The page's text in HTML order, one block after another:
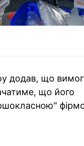
додав, що
що його